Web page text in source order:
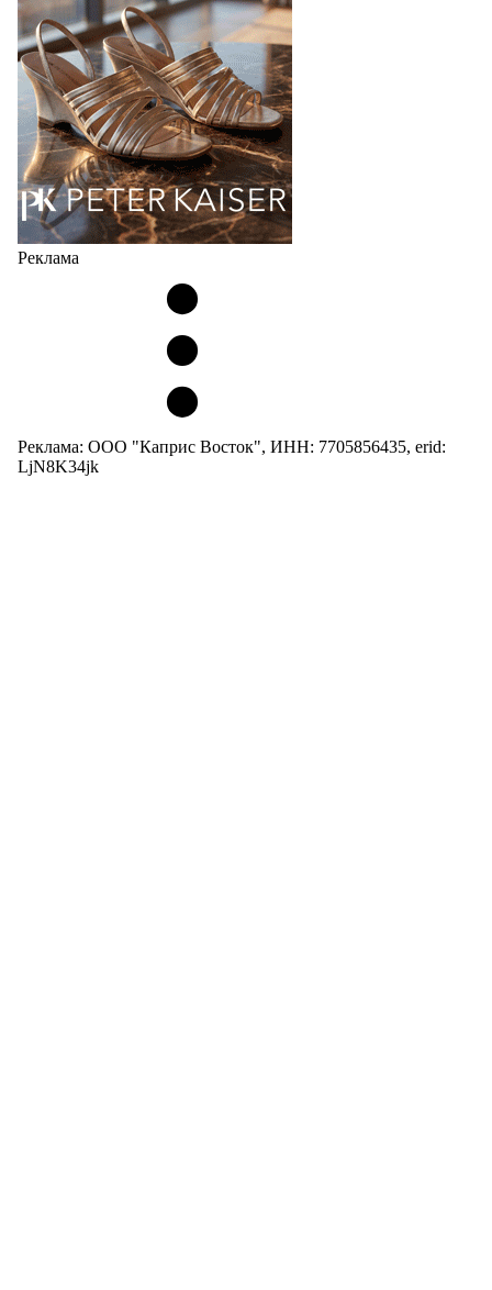
кроссовок обтекаемой формы и с тонкой подошвой).
Но в модели Miu Miu Bubble присутствует еще и…
05.08.2026 2907
Реклама
Реклама: ООО "Каприс Восток", ИНН: 7705856435, erid:
LjN8K34jk